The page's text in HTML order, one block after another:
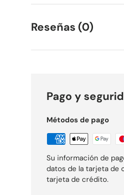
Reseñas (0)
Pago y
Métodos de pago
Su información de
datos de la tarjeta de
tarjeta de crédito.